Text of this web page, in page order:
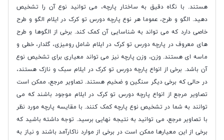
هستند. با نگاه دقیق به ساختار پارچه، می توانید نوع آن را تشخیص
دهید. الگو و طرح، عموما هر نوع پارچه دورس تو کرک در ایلام الگو و طرح
خاصی دارد که می تواند به شناسایی آن کمک کند. برخی از الگوها و طرح
های معروف در پارچه دورس تو کرک در ایلام شامل رومیزی، گلدار، خطی و
ماسه ای هستند. وزن، وزن پارچه نیز می تواند معیاری برای تشخیص نوع
آن باشد. برخی از انواع پارچه دورس تو کرک در ایلام سبک و نازک هستند،
در حالی که برخی دیگر سنگین و ضخیم هستند. تصاویر مرجع، ممکن است
تصاویر مرجع از انواع پارچه دورس تو کرک در ایلام موجود باشند که می
توانند به شما در تشخیص نوع پارچه کمک کنند. با مقایسه پارچه مورد نظر
با تصاویر مرجع، می توانید به نتیجه نهایی برسید. توجه داشته باشید که
برخی از این معیارها ممکن است در برخی از موارد ناکارآمد باشند و نیاز به